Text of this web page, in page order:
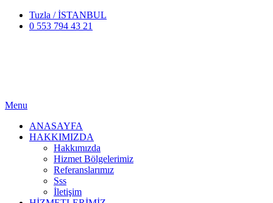
Tuzla / İSTANBUL
0 553 794 43 21
Menu
ANASAYFA
HAKKIMIZDA
Hakkımızda
Hizmet Bölgelerimiz
Referanslarımız
Sss
İletişim